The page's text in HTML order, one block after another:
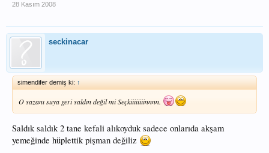
28 Kasım 2008
seckinacar
simendifer demiş ki: ↑
O sazanı suya geri saldın değil mi Seçkiiiiiiiinnnn.
Saldık saldık 2 tane kefali alıkoyduk sadece onlarıda akşam
yemeğinde hüplettik pişman değiliz